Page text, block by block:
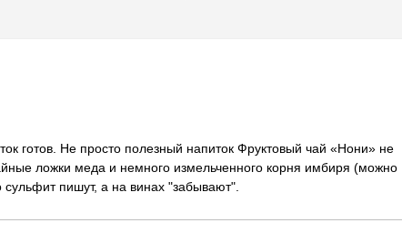
готов. Не просто полезный напиток Фруктовый чай «Нони» не
ложки меда и немного измельченного корня имбиря (можно
пишут, а на винах "забывают".